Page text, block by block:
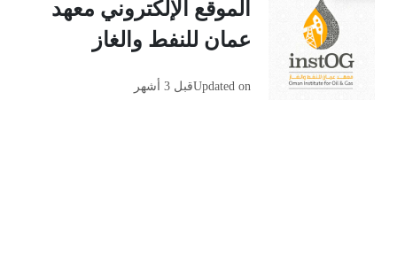
الموقع الإلكتروني معهد
عمان للنفط والغاز
Updated onقبل 3 أشهر